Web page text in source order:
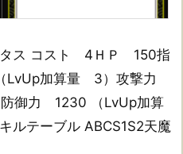
ス コスト 4ＨＰ 150指
加算量 3）攻撃力
御力 1230 （LvUp加算
テーブル ABCS1S2天魔